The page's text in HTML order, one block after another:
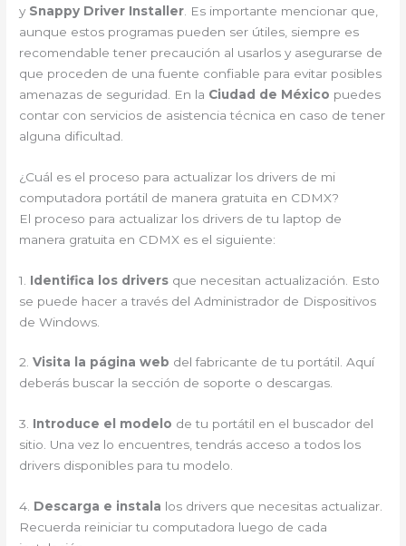
y Snappy Driver Installer . Es importante mencionar que,
aunque estos programas pueden ser útiles, siempre es
recomendable tener precaución al usarlos y asegurarse de
que proceden de una fuente confiable para evitar posibles
amenazas de seguridad. En la Ciudad de México puedes
contar con servicios de asistencia técnica en caso de tener
alguna dificultad.
¿Cuál es el proceso para actualizar los drivers de mi
computadora portátil de manera gratuita en CDMX?
El proceso para actualizar los drivers de tu laptop de
manera gratuita en CDMX es el siguiente:
1. Identifica los drivers que necesitan actualización. Esto
se puede hacer a través del Administrador de Dispositivos
de Windows.
2.Visita la página web del fabricante de tu portátil. Aquí
deberás buscar la sección de soporte o descargas.
3. Introduce el modelo de tu portátil en el buscador del
sitio. Una vez lo encuentres, tendrás acceso a todos los
drivers disponibles para tu modelo.
4. Descarga e instala los drivers que necesitas actualizar.
Recuerda reiniciar tu computadora luego de cada